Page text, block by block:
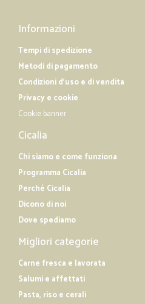
Informazioni
Tempi di spedizione
Metodi di pagamento
Condizioni d'uso e di vendita
Privacy e cookie
Cookie banner
Cicalia
Chi siamo e come funziona
Programma Cicalia
Perché Cicalia
Dicono di noi
Dove spediamo
Migliori categorie
Carne fresca e lavorata
Salumi e affettati
Pasta, riso e cerali